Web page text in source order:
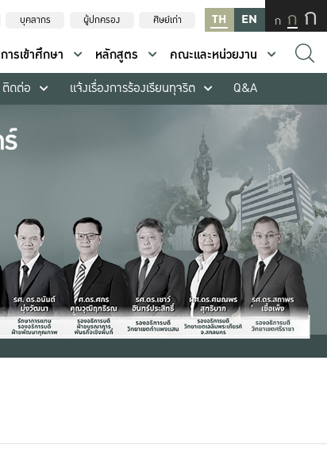
บุคลากร ผู้ปกครอง ศิษย์เก่า TH EN ก ก ก
การเข้าศึกษา หลักสูตร
คณะและหน่วยงาน
ติดต่อ แจ้งเรื่องการร้องเรียนทุจริต Q&A